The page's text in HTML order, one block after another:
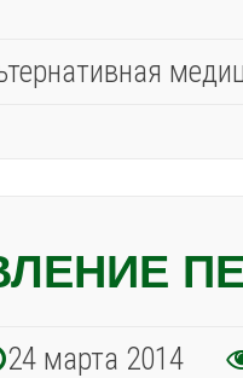
24 марта 2014